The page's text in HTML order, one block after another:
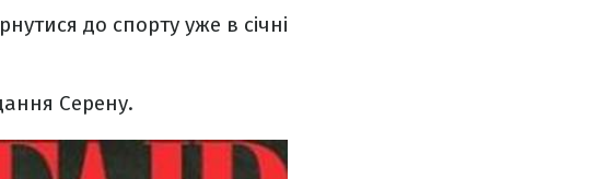
до спорту уже в січні
Серену.